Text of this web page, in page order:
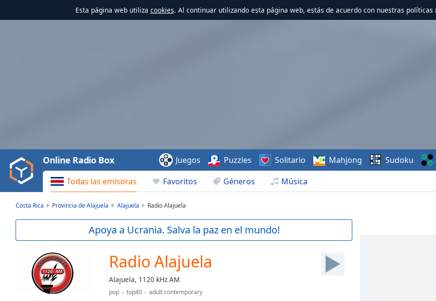
Esta página web utiliza cookies. Al continuar utilizando esta página web, estás de acuerdo con nuestras políticas
Video
Play
Backward
Skip
Current
-:-
Todas las emisoras Favoritos Géneros Música
Online Radio Box Juegos Puzzles Solitario Mahjong Sudoku
Costa Rica Provincia de Alajuela Alajuela Radio Alajuela
Apoya a Ucrania. Salva la paz en el mundo!
Radio Alajuela
Alajuela, 1120 kHz AM
pop top40
adult contemporary